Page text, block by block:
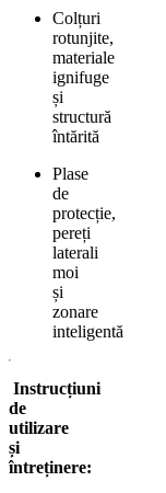
Colțuri
rotunjite,
materiale
ignifuge
și
structură
întărită
Plase
de
protecție,
pereți
laterali
moi
și
zonare
inteligentă
Instrucțiuni
de
utilizare
și
întreținere: